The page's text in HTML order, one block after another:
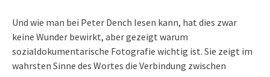
Und wie man bei Peter Dench lesen kann, hat dies zwar
keine Wunder bewirkt, aber gezeigt warum
sozialdokumentarische Fotografie wichtig ist. Sie zeigt im
wahrsten Sinne des Wortes die Verbindung zwischen